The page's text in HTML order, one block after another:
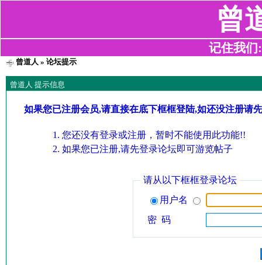
曾
记住我们
曾道人 » 论坛提示
曾道人 提示信息
如果您已注册会员,请直接在底下框框登陆,如还没注册请
您还没有登录或注册，暂时不能使用此功能!!
如果您已注册,请先登录论坛即可游览帖子
请从以下框框登录论坛
用户名
密 码